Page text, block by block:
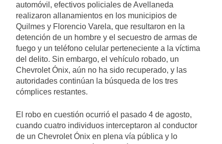
automóvil, efectivos policiales de Avellaneda
realizaron allanamientos en los municipios de
Quilmes y Florencio Varela, que resultaron en la
detención de un hombre y el secuestro de armas de
fuego y un teléfono celular perteneciente a la víctima
del delito. Sin embargo, el vehículo robado, un
Chevrolet Ónix, aún no ha sido recuperado, y las
autoridades continúan la búsqueda de los tres
cómplices restantes.
El robo en cuestión ocurrió el pasado 4 de agosto,
cuando cuatro individuos interceptaron al conductor
de un Chevrolet Ónix en plena vía pública y lo